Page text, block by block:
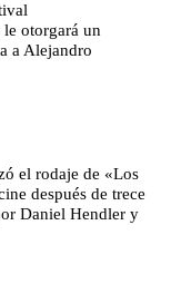
otorgará un
a Alejandro
el rodaje de «Los
después de trece
Daniel Hendler y